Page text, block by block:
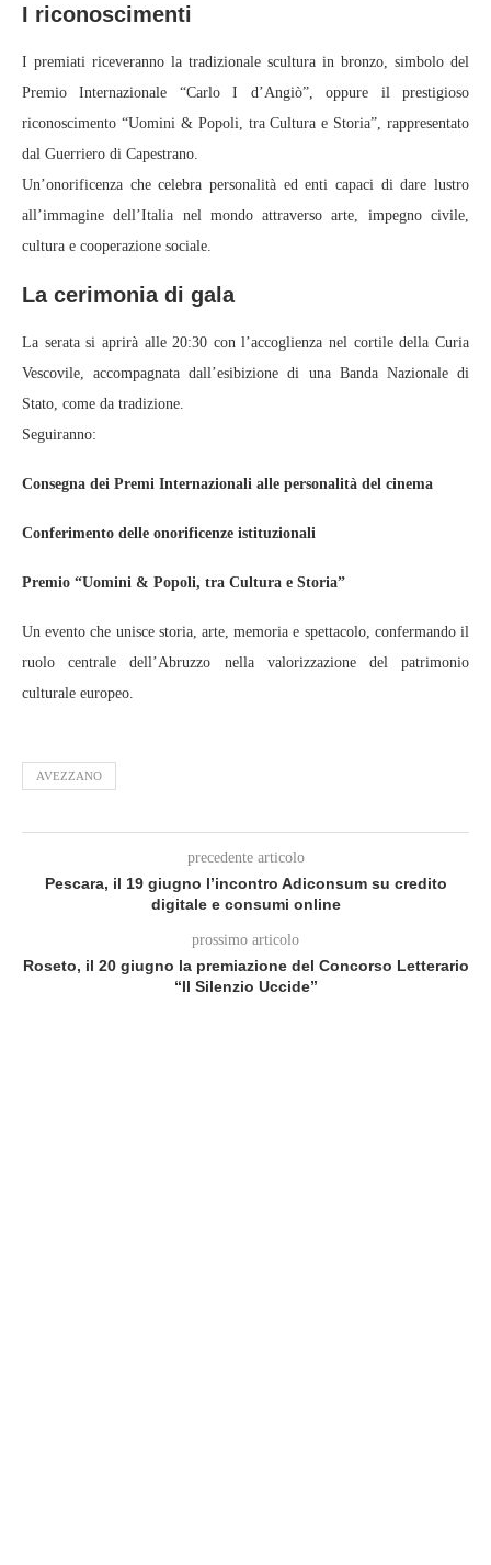
I riconoscimenti
I premiati riceveranno la tradizionale scultura in bronzo, simbolo del
Premio Internazionale “Carlo I d’Angiò”, oppure il prestigioso
riconoscimento “Uomini & Popoli, tra Cultura e Storia”, rappresentato
dal Guerriero di Capestrano.
Un’onorificenza che celebra personalità ed enti capaci di dare lustro
all’immagine dell’Italia nel mondo attraverso arte, impegno civile,
cultura e cooperazione sociale.
La cerimonia di gala
La serata si aprirà alle 20:30 con l’accoglienza nel cortile della Curia
Vescovile, accompagnata dall’esibizione di una Banda Nazionale di
Stato, come da tradizione.
Seguiranno:
Consegna dei Premi Internazionali alle personalità del cinema
Conferimento delle onorificenze istituzionali
Premio “Uomini & Popoli, tra Cultura e Storia”
Un evento che unisce storia, arte, memoria e spettacolo, confermando il
ruolo centrale dell’Abruzzo nella valorizzazione del patrimonio
culturale europeo.
AVEZZANO
precedente articolo
Pescara, il 19 giugno l’incontro Adiconsum su credito
digitale e consumi online
prossimo articolo
Roseto, il 20 giugno la premiazione del Concorso Letterario
“Il Silenzio Uccide”